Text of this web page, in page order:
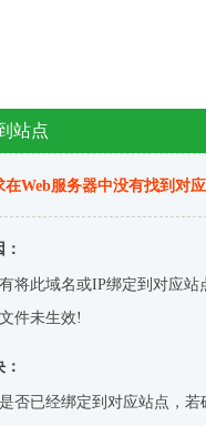
站点
在Web服务器中没有找到对
将此域名或IP绑定到对应站
件未生效!
否已经绑定到对应站点，